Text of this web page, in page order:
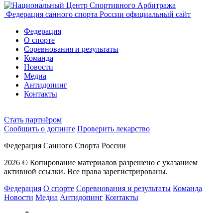
Федерация санного спорта России официальный сайт
Федерация
О спорте
Соревнования и результаты
Команда
Новости
Медиа
Антидопинг
Контакты
Cтать партнёром
Сообщить о допинге Проверить лекарство
Федерация Санного Спорта России
2026 © Копирование материалов разрешено с указанием
активной ссылки. Все права зарегистрированы.
Федерация О спорте Соревнования и результаты Команда
Новости Медиа Антидопинг Контакты